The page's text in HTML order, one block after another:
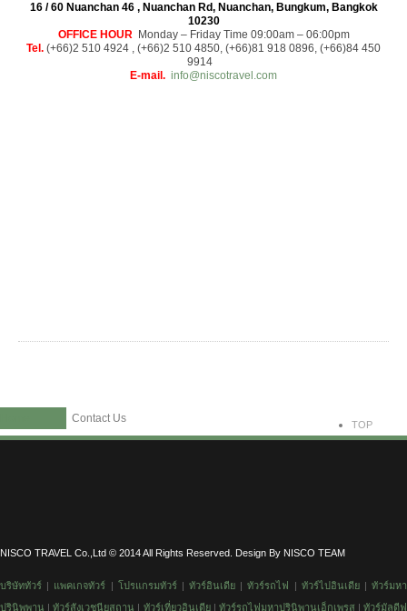
16 / 60 Nuanchan 46 , Nuanchan Rd, Nuanchan, Bungkum, Bangkok
10230
OFFICE HOURMonday – Friday Time 09:00am – 06:00pm
Tel. (+66)2 510 4924 , (+66)2 510 4850, (+66)81 918 0896, (+66)84 450
9914
E-mail. info@niscotravel.com
Contact Us TOP
NISCO TRAVEL Co.,Ltd © 2014 All Rights Reserved. Design By NISCO TEAM
บริษัททัวร์ | แพคเกจทัวร์ | โปรแกรมทัวร์|ทัวร์อินเดีย |ทัวร์รถไฟ | ทัวร์ไปอินเดีย|ทัวร์มหา
ปรินิพพาน |ทัวร์สังเวชนียสถาน | ทัวร์เที่ยวอินเดีย| ทัวร์รถไฟมหาปรินิพานเอ็กเพรส | ทัวร์มัลดีฟ